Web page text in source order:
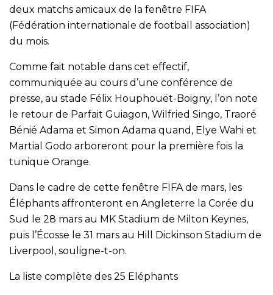
deux matchs amicaux de la fenêtre FIFA
(Fédération internationale de football association)
du mois.
Comme fait notable dans cet effectif,
communiquée au cours d’une conférence de
presse, au stade Félix Houphouët-Boigny, l’on note
le retour de Parfait Guiagon, Wilfried Singo, Traoré
Bénié Adama et Simon Adama quand, Elye Wahi et
Martial Godo arboreront pour la première fois la
tunique Orange.
Dans le cadre de cette fenêtre FIFA de mars, les
Éléphants affronteront en Angleterre la Corée du
Sud le 28 mars au MK Stadium de Milton Keynes,
puis l’Écosse le 31 mars au Hill Dickinson Stadium de
Liverpool, souligne-t-on.
La liste complète des 25 Eléphants